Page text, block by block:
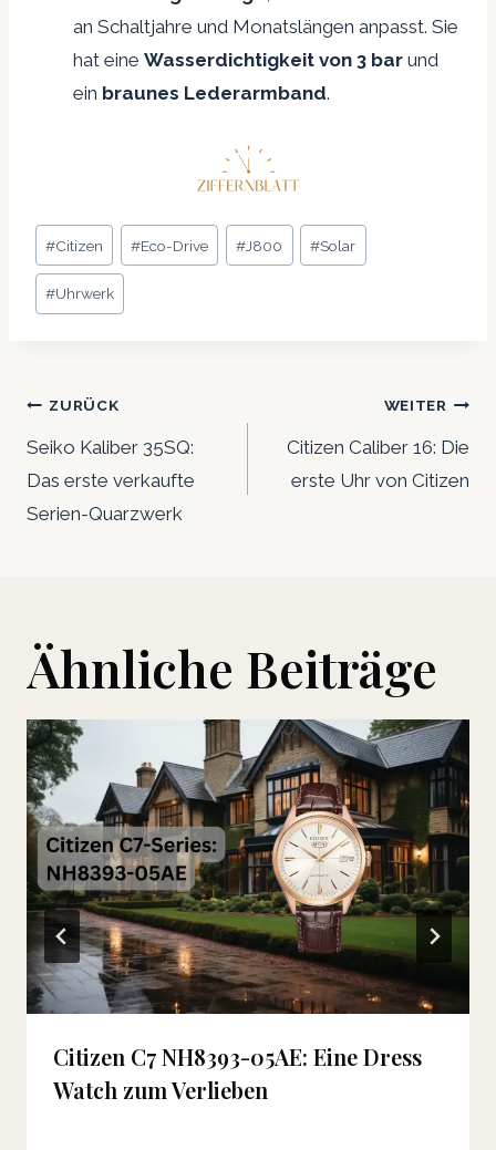
an Schaltjahre und Monatslängen anpasst. Sie
hat eine Wasserdichtigkeit von 3 bar und
ein braunes Lederarmband.
Schlagworte:
#Citizen #Eco-Drive #J800 #Solar
#Uhrwerk
Beitrags-
Navigation
ZURÜCK
Seiko Kaliber 35SQ:
Das erste verkaufte
Serien-Quarzwerk
WEITER
Citizen Caliber 16: Die
erste Uhr von Citizen
Ähnliche Beiträge
Citizen C7 NH8393-05AE: Eine Dress
Watch zum Verlieben